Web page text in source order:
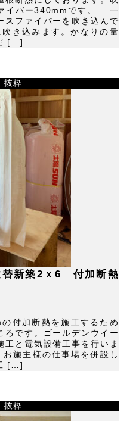
イバー340mmです。 一
スファイバーを吹き込んで
き込みます。かなりの量
[…]
抜粋
新築2ｘ6 付加断熱
付加断熱を施工するため
ろです。ゴールデンウイー
工と電気設備工事を行いま
施主様の仕事場を併設し
[…]
抜粋